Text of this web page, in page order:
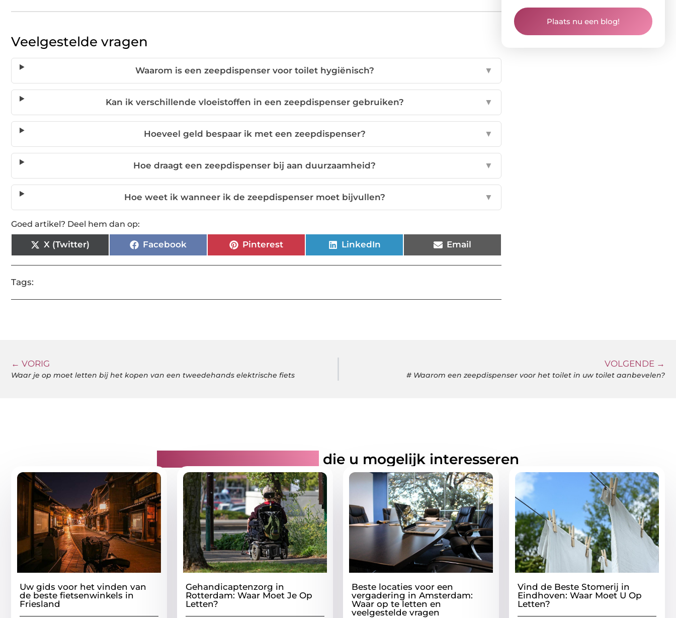
Veelgestelde vragen
Waarom is een zeepdispenser voor toilet hygiënisch? ▼
Kan ik verschillende vloeistoffen in een zeepdispenser gebruiken? ▼
Hoeveel geld bespaar ik met een zeepdispenser? ▼
Hoe draagt een zeepdispenser bij aan duurzaamheid? ▼
Hoe weet ik wanneer ik de zeepdispenser moet bijvullen? ▼
Goed artikel? Deel hem dan op:
X (Twitter) Facebook Pinterest LinkedIn Email
Tags:
Plaats nu een blog!
← VORIG
Waar je op moet letten bij het kopen van een tweedehands elektrische fiets
VOLGENDE →
# Waarom een ​​zeepdispenser voor het toilet in uw toilet aanbevelen?
die u mogelijk interesseren
Uw gids voor het vinden van
de beste fietsenwinkels in
Friesland
Gehandicaptenzorg in
Rotterdam: Waar Moet Je Op
Letten?
Beste locaties voor een
vergadering in Amsterdam:
Waar op te letten en
veelgestelde vragen
Vind de Beste Stomerij in
Eindhoven: Waar Moet U Op
Letten?